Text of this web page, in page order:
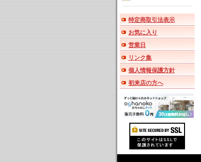
特定商取引法表示
お気に入り
営業日
リンク集
個人情報保護方針
初来店の方へ